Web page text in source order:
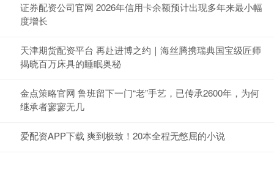
证券配资公司官网 2026年信用卡余额预计出现多年来最小幅
度增长
天津期货配资平台 再赴进博之约｜海丝腾携瑞典国宝级匠师
揭晓百万床具的睡眠奥秘
金点策略官网 鲁班留下一门“老”手艺，已传承2600年，为何
继承者寥寥无几
爱配资APP下载 爽到极致！20本全程无憋屈的小说